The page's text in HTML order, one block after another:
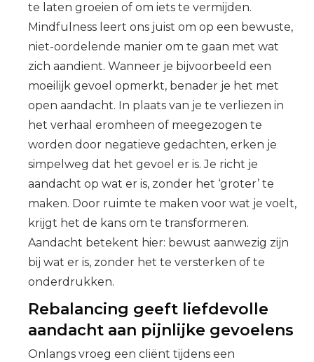
te laten groeien of om iets te vermijden.
Mindfulness leert ons juist om op een bewuste,
niet-oordelende manier om te gaan met wat
zich aandient. Wanneer je bijvoorbeeld een
moeilijk gevoel opmerkt, benader je het met
open aandacht. In plaats van je te verliezen in
het verhaal eromheen of meegezogen te
worden door negatieve gedachten, erken je
simpelweg dat het gevoel er is. Je richt je
aandacht op wat er is, zonder het ‘groter’ te
maken. Door ruimte te maken voor wat je voelt,
krijgt het de kans om te transformeren.
Aandacht betekent hier: bewust aanwezig zijn
bij wat er is, zonder het te versterken of te
onderdrukken.
Rebalancing geeft liefdevolle
aandacht aan pijnlijke gevoelens
Onlangs vroeg een cliënt tijdens een